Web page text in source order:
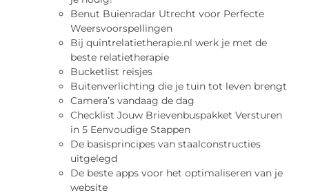
Benut Buienradar Utrecht voor Perfecte
Weersvoorspellingen
Bij quintrelatietherapie.nl werk je met de
beste relatietherapie
Bucketlist reisjes
Buitenverlichting die je tuin tot leven brengt
Camera’s vandaag de dag
Checklist Jouw Brievenbuspakket Versturen
in 5 Eenvoudige Stappen
De basisprincipes van staalconstructies
uitgelegd
De beste apps voor het optimaliseren van je
website